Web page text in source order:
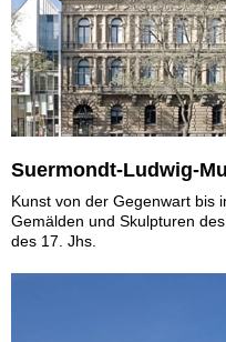
Suermondt-Ludwig-
Kunst von der Gegenwart bis
Gemälden und Skulpturen
des 17. Jhs.